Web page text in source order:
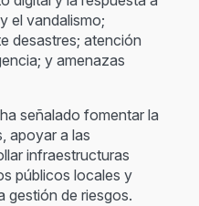
el vandalismo;
desastres; atención
y amenazas
señalado fomentar la
apoyar a las
infraestructuras
públicos locales y
gestión de riesgos.